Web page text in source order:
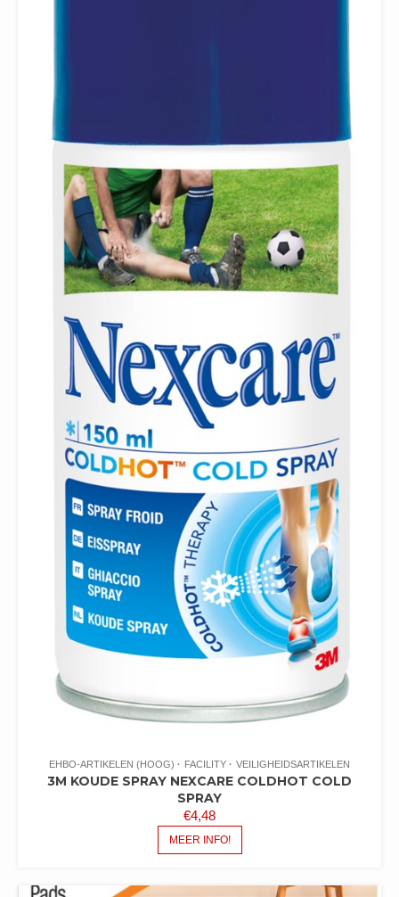
EHBO-ARTIKELEN (HOOG) FACILITY VEILIGHEIDSARTIKELEN
3M KOUDE SPRAY NEXCARE COLDHOT COLD
SPRAY
€4,48
MEER INFO!